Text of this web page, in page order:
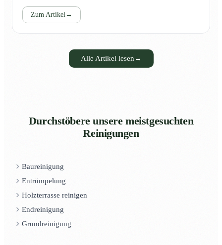
Zum Artikel →
Alle Artikel lesen →
Durchstöbere unsere meistgesuchten
Reinigungen
Baureinigung
Entrümpelung
Holzterrasse reinigen
Endreinigung
Grundreinigung